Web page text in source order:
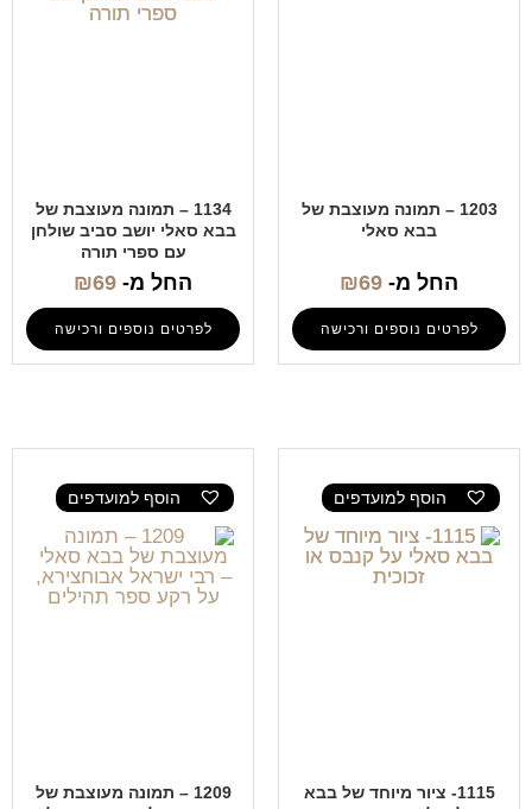
1203 – תמונה מעוצבת של
בבא סאלי
החל מ- ₪69
לפרטים נוספים ורכישה
1134 – תמונה מעוצבת של
בבא סאלי יושב סביב שולחן
עם ספרי תורה
החל מ- ₪69
לפרטים נוספים ורכישה
הוסף למועדפים
1115- ציור מיוחד של בבא
הוסף למועדפים
1209 – תמונה מעוצבת של